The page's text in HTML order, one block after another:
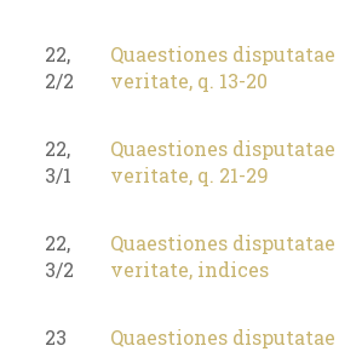
22,
2/2
Quaestiones disputatae
veritate, q. 13-20
22,
3/1
Quaestiones disputatae
veritate, q. 21-29
22,
3/2
Quaestiones disputatae
veritate, indices
23 Quaestiones